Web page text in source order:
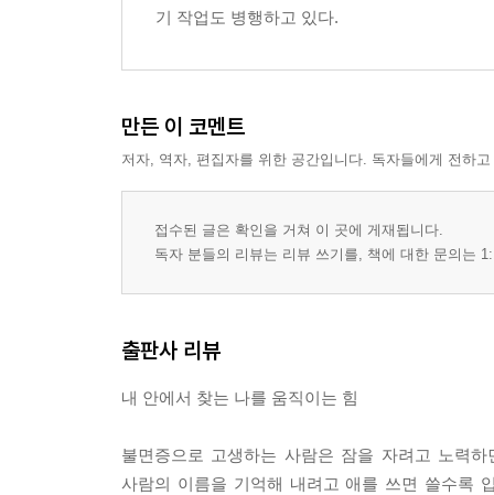
기 작업도 병행하고 있다.
만든 이 코멘트
저자, 역자, 편집자를 위한 공간입니다. 독자들에게 전하
접수된 글은 확인을 거쳐 이 곳에 게재됩니다.
독자 분들의 리뷰는 리뷰 쓰기를, 책에 대한 문의는
출판사 리뷰
내 안에서 찾는 나를 움직이는 힘
불면증으로 고생하는 사람은 잠을 자려고 노력
사람의 이름을 기억해 내려고 애를 쓰면 쓸수록